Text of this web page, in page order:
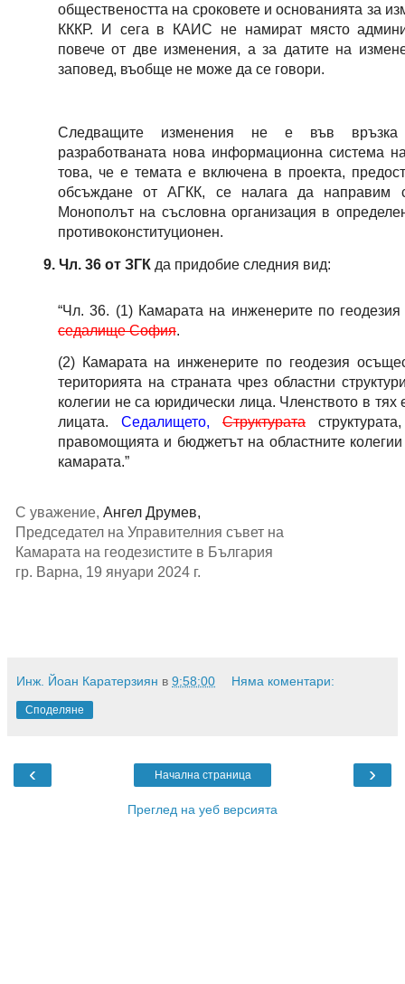
обществеността на сроковете и основанията за
КККР. И сега в КАИС не намират място
повече от две изменения, а за датите на
заповед, въобще не може да се говори.
Следващите изменения не е във връзка
разработваната нова информационна система
това, че е темата е включена в проекта,
обсъждане от АГКК, се налага да направим
Монополът на съсловна организация в
противоконституционен.
Чл. 36 от ЗГК да придобие следния вид:
“Чл. 36. (1) Камарата на инженерите по
седалище София.
(2) Камарата на инженерите по геодезия
територията на страната чрез областни
колегии не са юридически лица. Членството в
лицата. Седалището, Структурата
правомощията и бюджетът на областните
камарата.”
С уважение, Ангел Друмев,
Председател на Управителния съвет на
Камарата на геодезистите в България
гр. Варна, 19 януари 2024 г.
Инж. Йоан Каратерзиян в 9:58:00 Няма коментари:
Споделяне
‹ ›
Начална страница
Преглед на уеб версията